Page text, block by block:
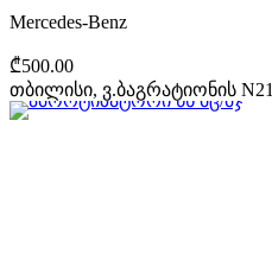
Mercedes-Benz
₾500.00
თბილისი, ვ.ბაგრატიონის N21